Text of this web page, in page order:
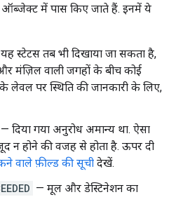
ऑब्जेक्ट में पास किए जाते हैं. इनमें ये
स्टेटस तब भी दिखाया जा सकता है,
मंज़िल वाली जगहों के बीच कोई
के लेवल पर स्थिति की जानकारी के लिए,
— दिया गया अनुरोध अमान्य था. ऐसा
न होने की वजह से होता है. ऊपर दी
वाले फ़ील्ड की सूची देखें.
— मूल और डेस्टिनेशन का